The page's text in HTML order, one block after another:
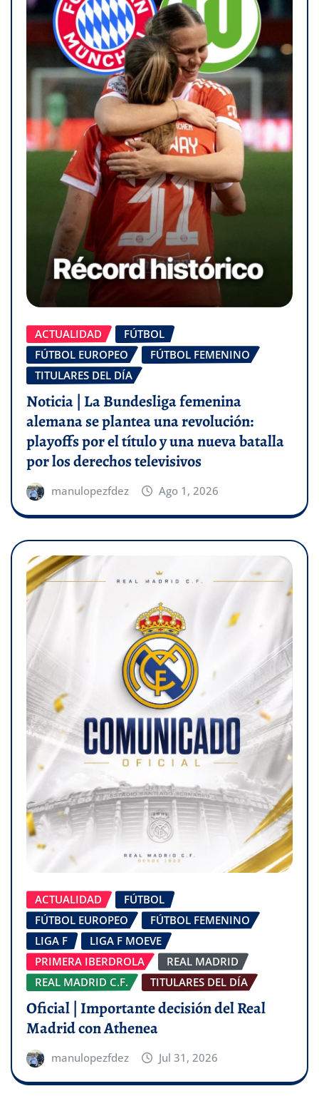
ACTUALIDAD
FÚTBOL
FÚTBOL EUROPEO
FÚTBOL FEMENINO
TITULARES DEL DÍA
Noticia | La Bundesliga femenina
alemana se plantea una revolución:
playoffs por el título y una nueva batalla
por los derechos televisivos
manulopezfdez Ago 1, 2026
ACTUALIDAD
FÚTBOL
FÚTBOL EUROPEO
FÚTBOL FEMENINO
LIGA F
LIGA F MOEVE
PRIMERA IBERDROLA
REAL MADRID
REAL MADRID C.F.
TITULARES DEL DÍA
Oficial | Importante decisión del Real
Madrid con Athenea
manulopezfdez Jul 31, 2026